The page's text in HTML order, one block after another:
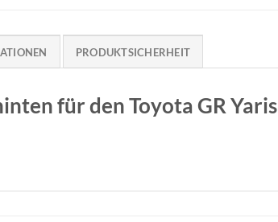
PRODUKTSICHERHEIT
für den Toyota GR Yaris